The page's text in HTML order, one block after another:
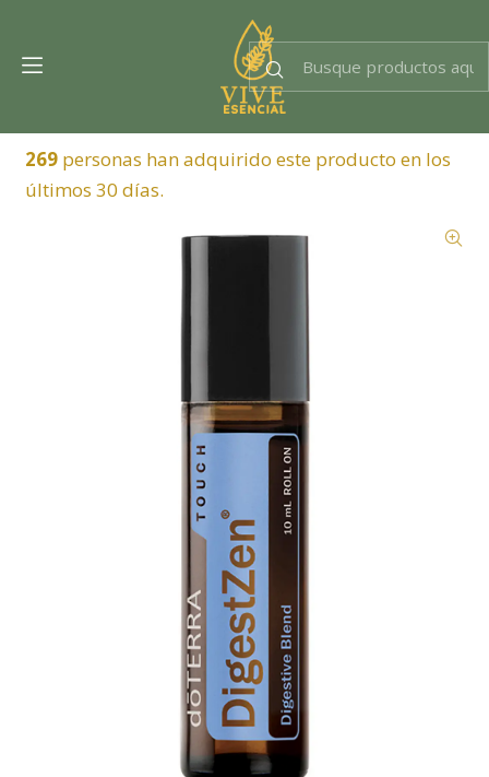
269personas han adquirido este producto en los
últimos 30 días.
Dra. EsencIAl
Experta en bienestar